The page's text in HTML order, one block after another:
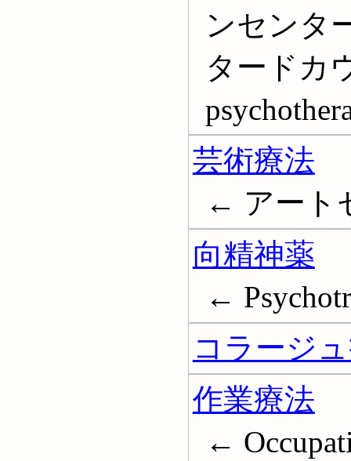
ンセンタ
タードカ
芸術療法
← アート
向精神薬
←
コラージ
作業療法
←